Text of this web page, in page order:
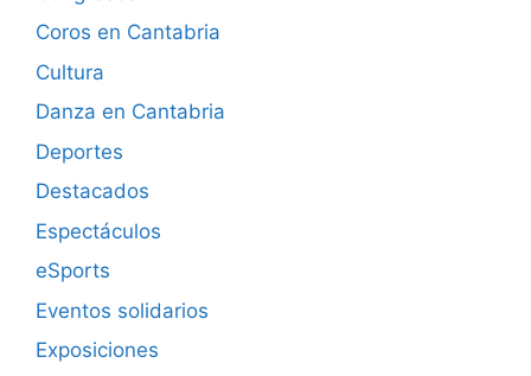
Coros en Cantabria
Cultura
Danza en Cantabria
Deportes
Destacados
Espectáculos
eSports
Eventos solidarios
Exposiciones